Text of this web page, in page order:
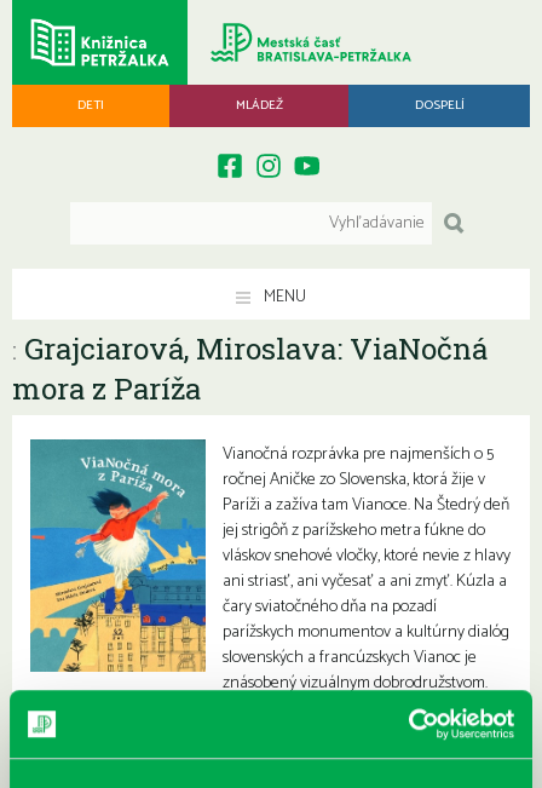
DETI MLÁDEŽ DOSPELÍ
MENU
: Grajciarová, Miroslava: ViaNočná
mora z Paríža
Vianočná rozprávka pre najmenších o 5
ročnej Aničke zo Slovenska, ktorá žije v
Paríži a zažíva tam Vianoce. Na Štedrý deň
jej strigôň z parížskeho metra fúkne do
vláskov snehové vločky, ktoré nevie z hlavy
ani striasť, ani vyčesať a ani zmyť. Kúzla a
čary sviatočného dňa na pozadí
parížskych monumentov a kultúrny dialóg
slovenských a francúzskych Vianoc je
znásobený vizuálnym dobrodružstvom.